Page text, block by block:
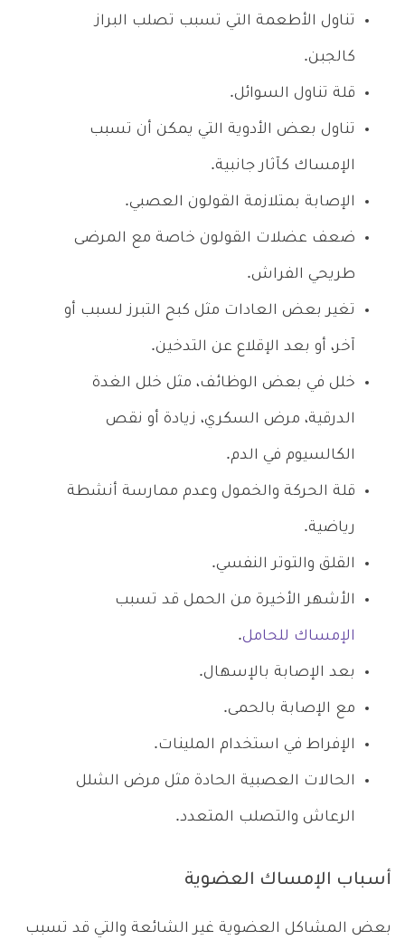
تناول الأطعمة التي تسبب تصلب البراز
كالجبن.
قلة تناول السوائل.
تناول بعض الأدوية التي يمكن أن تسبب
الإمساك كآثار جانبية.
الإصابة بمتلازمة القولون العصبي.
ضعف عضلات القولون خاصة مع المرضى
طريحي الفراش.
تغير بعض العادات مثل كبح التبرز لسبب أو
آخر، أو بعد الإقلاع عن التدخين.
خلل في بعض الوظائف، مثل خلل الغدة
الدرقية، مرض السكري، زيادة أو نقص
الكالسيوم في الدم.
قلة الحركة والخمول وعدم ممارسة أنشطة
رياضية.
القلق والتوتر النفسي.
الأشهر الأخيرة من الحمل قد تسبب
الإمساك للحامل.
بعد الإصابة بالإسهال.
مع الإصابة بالحمى.
الإفراط في استخدام الملينات.
الحالات العصبية الحادة مثل مرض الشلل
الرعاش والتصلب المتعدد.
أسباب الإمساك العضوية
بعض المشاكل العضوية غير الشائعة والتي قد تسبب